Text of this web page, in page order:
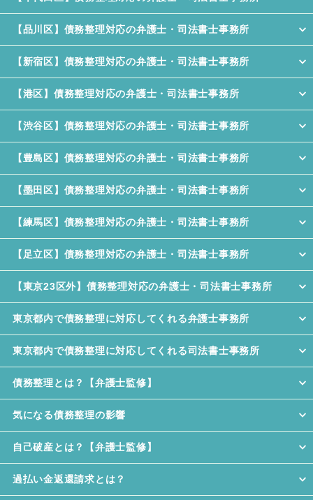
【品川区】債務整理対応の弁護士・司法書士事務所
【新宿区】債務整理対応の弁護士・司法書士事務所
【港区】債務整理対応の弁護士・司法書士事務所
【渋谷区】債務整理対応の弁護士・司法書士事務所
【豊島区】債務整理対応の弁護士・司法書士事務所
【墨田区】債務整理対応の弁護士・司法書士事務所
【練馬区】債務整理対応の弁護士・司法書士事務所
【足立区】債務整理対応の弁護士・司法書士事務所
【東京23区外】債務整理対応の弁護士・司法書士事務所
東京都内で債務整理に対応してくれる弁護士事務所
東京都内で債務整理に対応してくれる司法書士事務所
債務整理とは？【弁護士監修】
気になる債務整理の影響
自己破産とは？【弁護士監修】
過払い金返還請求とは？